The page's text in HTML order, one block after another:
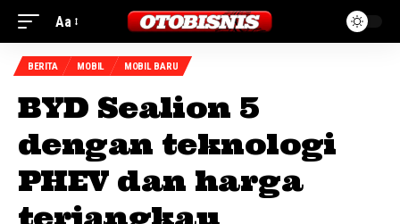
Aa
BERITA MOBIL MOBIL BARU
BYD Sealion 5
dengan teknologi
PHEV dan harga